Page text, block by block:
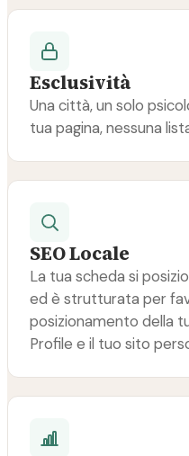
Esclusività
Una città, un solo
tua pagina, nessuna
SEO Locale
La tua scheda si
ed è strutturata per
posizionamento della
Profile e il tuo sito